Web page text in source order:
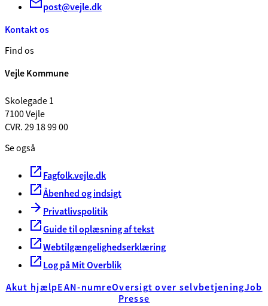
post@vejle.dk
Kontakt os
Find os
Vejle Kommune
Skolegade 1
7100 Vejle
CVR. 29 18 99 00
Se også
Fagfolk.vejle.dk
Åbenhed og indsigt
Privatlivspolitik
Guide til oplæsning af tekst
Webtilgængelighedserklæring
Log på Mit Overblik
Akut hjælpEAN-numreOversigt over selvbetjeningJob
Presse